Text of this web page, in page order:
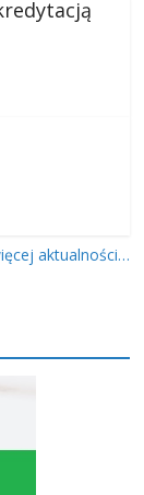
aktualności…